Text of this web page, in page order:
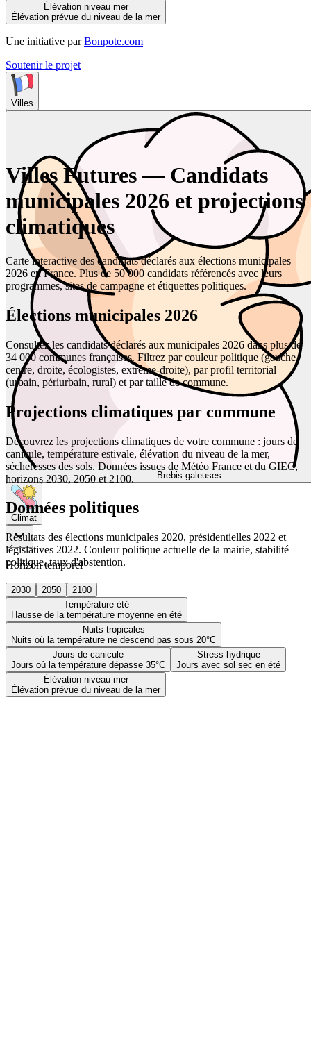
Élévation niveau mer
Élévation prévue du niveau de la mer
Une initiative par Bonpote.com
Soutenir le projet
Villes
Brebis galeuses
Climat
Horizon temporel
2030 2050
2100
Température été
Hausse de la température moyenne en été
Nuits tropicales
Nuits où la température ne descend pas sous 20°C
Jours de canicule
Jours où la température dépasse 35°C
Stress hydrique
Jours avec sol sec en été
Élévation niveau mer
Élévation prévue du niveau de la mer
Villes Futures — Candidats
municipales 2026 et projections
climatiques
Carte interactive des candidats déclarés aux élections municipales
2026 en France. Plus de 50 000 candidats référencés avec leurs
programmes, sites de campagne et étiquettes politiques.
Élections municipales 2026
Consultez les candidats déclarés aux municipales 2026 dans plus de
34 000 communes françaises. Filtrez par couleur politique (gauche,
centre, droite, écologistes, extrême-droite), par profil territorial
(urbain, périurbain, rural) et par taille de commune.
Projections climatiques par commune
Découvrez les projections climatiques de votre commune : jours de
canicule, température estivale, élévation du niveau de la mer,
sécheresses des sols. Données issues de Météo France et du GIEC,
horizons 2030, 2050 et 2100.
Données politiques
Résultats des élections municipales 2020, présidentielles 2022 et
législatives 2022. Couleur politique actuelle de la mairie, stabilité
politique, taux d'abstention.